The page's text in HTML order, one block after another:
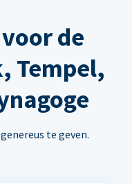
de
Tempel,
te geven.